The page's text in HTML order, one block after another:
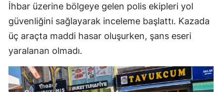
İhbar üzerine bölgeye gelen polis ekipleri yol
güvenliğini sağlayarak inceleme başlattı. Kazada
üç araçta maddi hasar oluşurken, şans eseri
yaralanan olmadı.